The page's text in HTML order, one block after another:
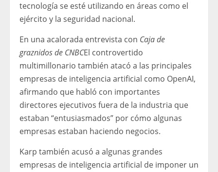
tecnología se esté utilizando en áreas como el
ejército y la seguridad nacional.
En una acalorada entrevista con Caja de
graznidos de CNBCEl controvertido
multimillonario también atacó a las principales
empresas de inteligencia artificial como OpenAI,
afirmando que habló con importantes
directores ejecutivos fuera de la industria que
estaban “entusiasmados” por cómo algunas
empresas estaban haciendo negocios.
Karp también acusó a algunas grandes
empresas de inteligencia artificial de imponer un